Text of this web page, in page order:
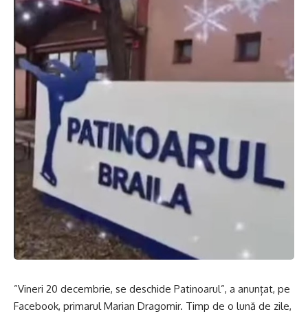
”Vineri 20 decembrie, se deschide Patinoarul”, a anunțat, pe
Facebook, primarul Marian Dragomir. Timp de o lună de zile,